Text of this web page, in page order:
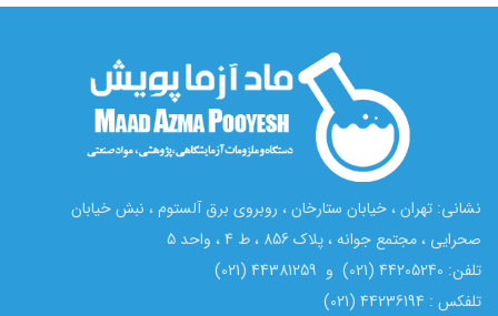
نشانی: تهران ، خیابان ستارخان ، روبروی برق آلستوم ، نبش خیابان
صحرایی ، مجتمع جوانه ، پلاک 856 ، ط 4 ، واحد 5
تلفن: 44205240 (021) و 44381259 (021)
تلفکس : 44236194 (021)